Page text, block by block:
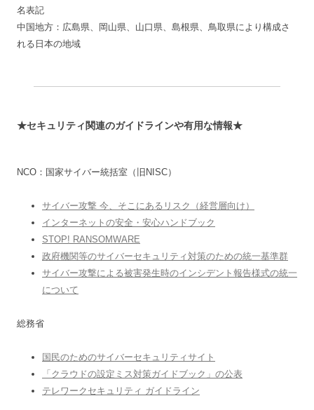
名表記
中国地方：広島県、岡山県、山口県、島根県、鳥取県により構成さ
れる日本の地域
★セキュリティ関連のガイドラインや有用な情報★
NCO：国家サイバー統括室（旧NISC）
サイバー攻撃 今、そこにあるリスク（経営層向け）
インターネットの安全・安心ハンドブック
STOP! RANSOMWARE
政府機関等のサイバーセキュリティ対策のための統一基準群
サイバー攻撃による被害発生時のインシデント報告様式の統一
について
総務省
国民のためのサイバーセキュリティサイト
「クラウドの設定ミス対策ガイドブック」の公表
テレワークセキュリティ ガイドライン